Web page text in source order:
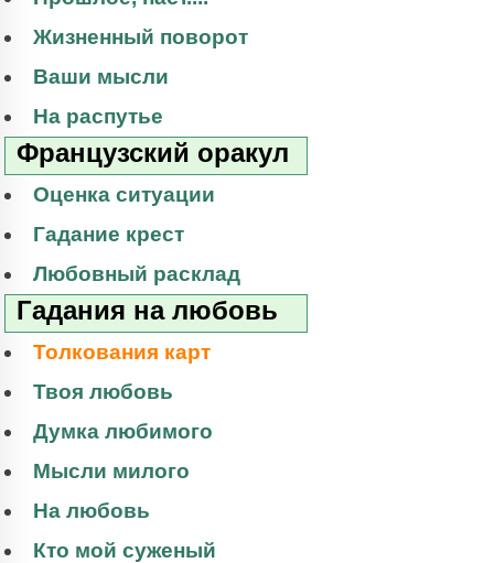
Жизненный поворот
Ваши мысли
На распутье
Французский оракул
Оценка ситуации
Гадание крест
Любовный расклад
Гадания на любовь
Толкования карт
Твоя любовь
Думка любимого
Мысли милого
На любовь
Кто мой суженый